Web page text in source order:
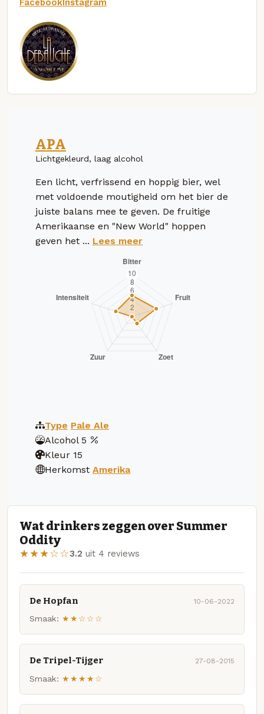
FacebookInstagram
APA
Lichtgekleurd, laag alcohol
Een licht, verfrissend en hoppig bier, wel
met voldoende moutigheid om het bier de
juiste balans mee te geven. De fruitige
Amerikaanse en "New World" hoppen
geven het ... Lees meer
Type Pale Ale
Alcohol 5
Kleur 15
Herkomst Amerika
Wat drinkers zeggen over Summer
Oddity
★★★☆☆3.2 uit 4 reviews
De Hopfan 10-06-2022
Smaak: ★★☆☆☆
De Tripel-Tijger 27-08-2015
Smaak: ★★★★☆